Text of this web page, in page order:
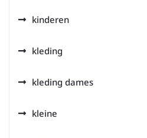
kinderen
kleding
kleding dames
kleine